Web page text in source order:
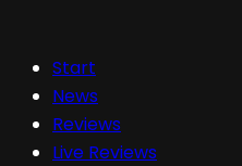
Start
News
Reviews
Live Reviews